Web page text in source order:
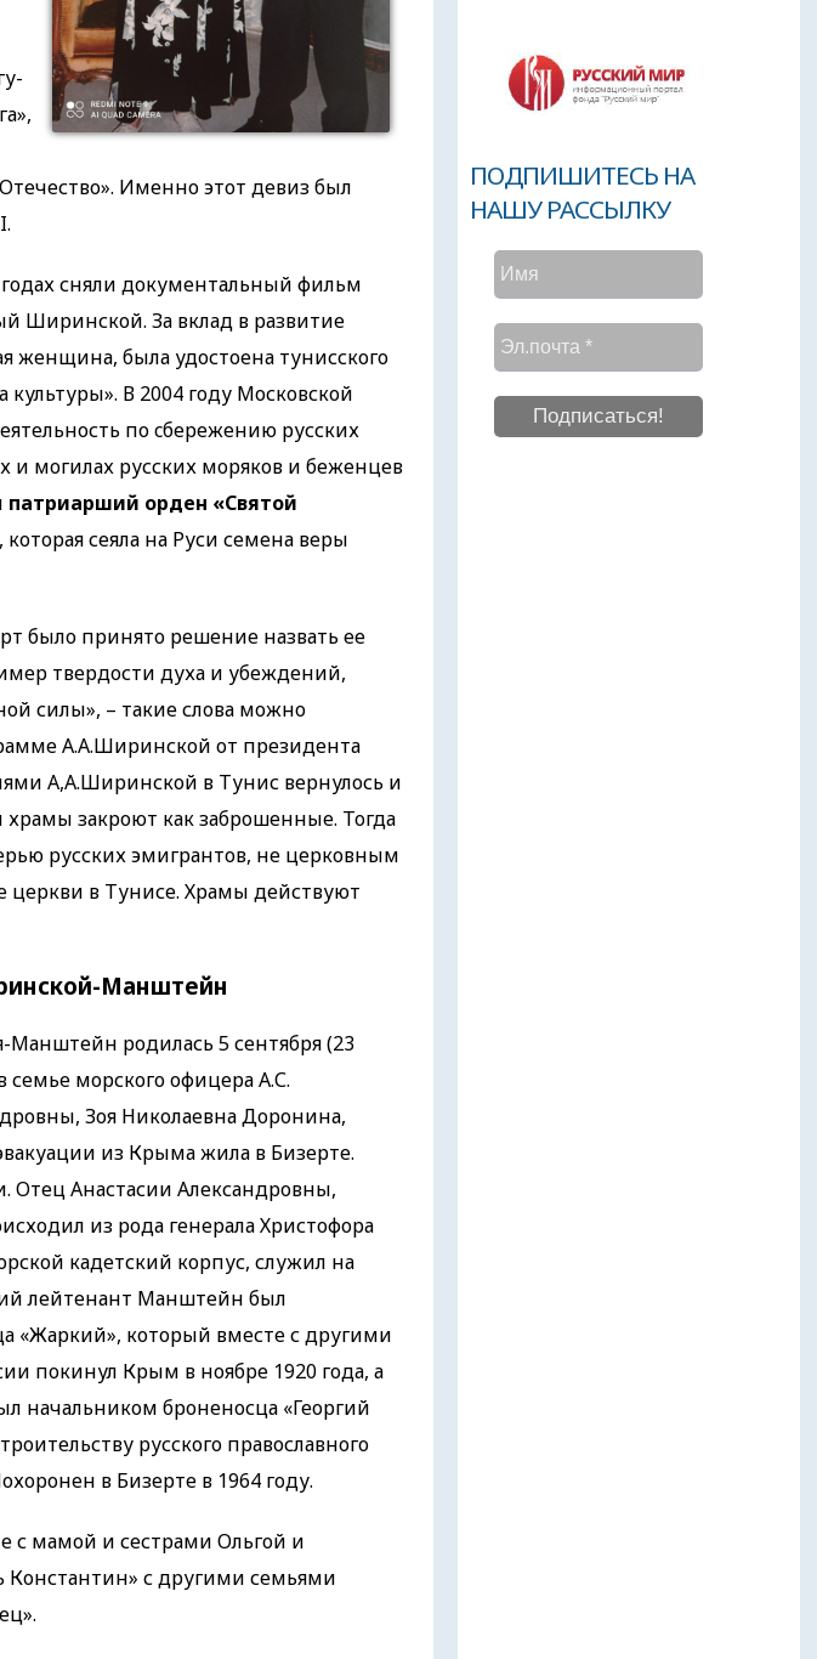
Именно этот девиз был
сняли документальный фильм
Ширинской. За вклад в развитие
женщина, была удостоена тунисского
В 2004 году Московской
по cбережению русских
и могилах русских моряков и беженцев
патриарший орден «Святой
, которая сеяла на Руси семена веры
было принято решение назвать ее
твердости духа и убеждений,
силы», – такие слова можно
А.А.Ширинской от президента
А,А.Ширинской в Тунис вернулось и
закроют как заброшенные. Тогда
русских эмигрантов, не церковным
церкви в Тунисе. Храмы действуют
Манштейн
родилась 5 сентября (23
семье морского офицера А.С.
Зоя Николаевна Доронина,
из Крыма жила в Бизерте.
Отец Анастасии Александровны,
из рода генерала Христофора
кадетский корпус, служил на
лейтенант Манштейн был
«Жаркий», который вместе с другими
покинул Крым в ноябре 1920 года, а
начальником броненосца «Георгий
русского православного
в Бизерте в 1964 году.
с мамой и сестрами Ольгой и
Константин» с другими семьями
ПОДПИШИТЕСЬ НА
НАШУ РАССЫЛКУ